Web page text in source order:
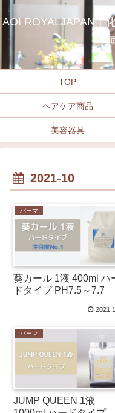
AOI ROYALJAPAN｜
TOP
ヘアケア商品
美容器具
2021-10
パーマ
葵カール 1液 400ml ハ
ドタイプ PH7.5～7.7
パーマ
JUMP QUEEN 1液